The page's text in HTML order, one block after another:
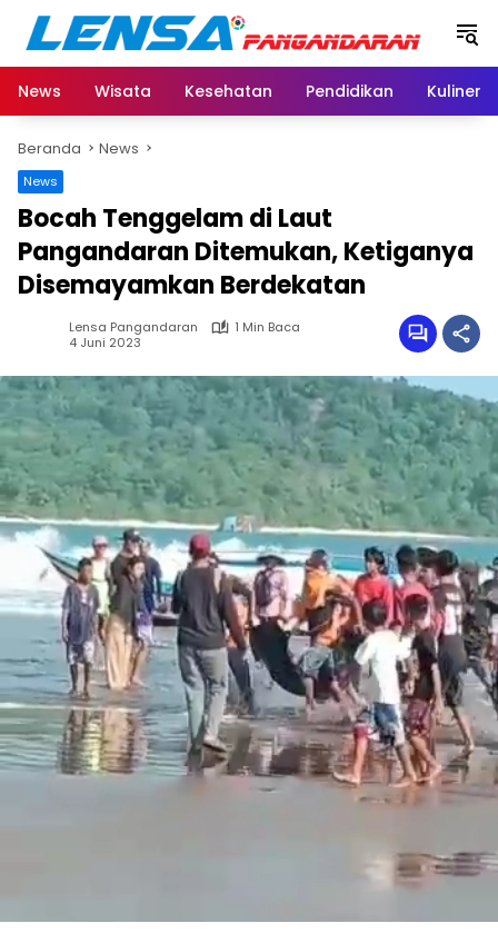
Langsung
konten
News
Wisata Kesehatan Pendidikan Kuliner
Beranda News
News
Bocah Tenggelam di Laut
Pangandaran Ditemukan, Ketiganya
Disemayamkan Berdekatan
Lensa Pangandaran
1 Min Baca
4 Juni 2023